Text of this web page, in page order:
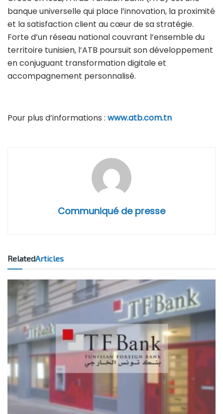
banque universelle qui place l’innovation, la proximité
et la satisfaction client au cœur de sa stratégie.
Forte d’un réseau national couvrant l’ensemble du
territoire tunisien, l’ATB poursuit son développement
en conjuguant transformation digitale et
accompagnement personnalisé.
Pour plus d’informations : www.atb.com.tn
Communiqué de presse
RelatedArticles